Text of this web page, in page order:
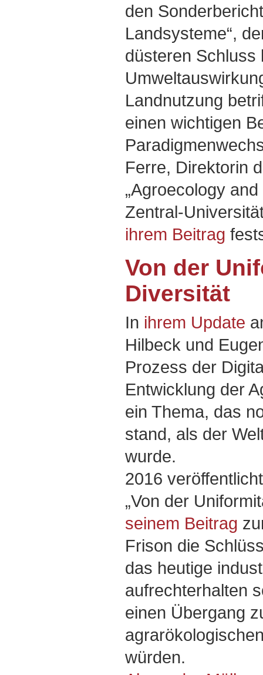
den
Landsysteme“,
düsteren Schluss
Landnutzung
einen wichtigen
Ferre, Direktorin
„Agroecology
Zentral-
ihrem Beitrag
Von der
Diversität
In ihrem Update
Hilbeck und
Prozess der
Entwicklung der
ein Thema, das
stand, als der
wurde.
2016
„Von der
seinem Beitrag
Frison die
das heutige
aufrechterhalten
einen Übergang
würden.